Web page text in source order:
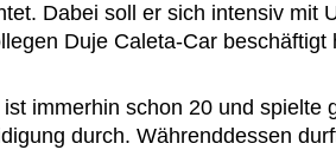
Dabei soll er sich intensiv mit
Duje Caleta-Car beschäftigt
immerhin schon 20 und spielte
durch. Währenddessen